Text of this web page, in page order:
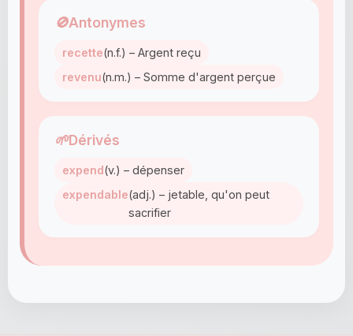
🚫Antonymes
recette(n.f.) – Argent reçu
revenu(n.m.) – Somme d'argent perçue
🌱Dérivés
expend(v.) – dépenser
expendable(adj.) – jetable, qu'on peut
sacrifier